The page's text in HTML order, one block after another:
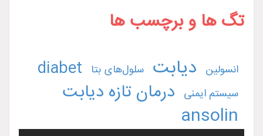
تگ ها و برچسب ها
انسولین دیابت سلول‌های بتا diabet
سیستم ایمنی درمان تازه دیابت
ansolin